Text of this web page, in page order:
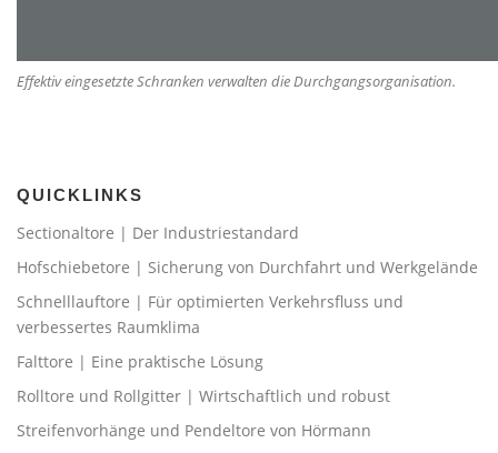
Effektiv eingesetzte Schranken verwalten die Durchgangsorganisation.
QUICKLINKS
Sectionaltore | Der Industriestandard
Hofschiebetore | Sicherung von Durchfahrt und Werkgelände
Schnelllauftore | Für optimierten Verkehrsfluss und
verbessertes Raumklima
Falttore | Eine praktische Lösung
Rolltore und Rollgitter | Wirtschaftlich und robust
Streifenvorhänge und Pendeltore von Hörmann